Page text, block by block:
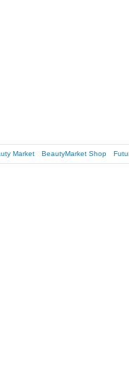
Market BeautyMarket Shop